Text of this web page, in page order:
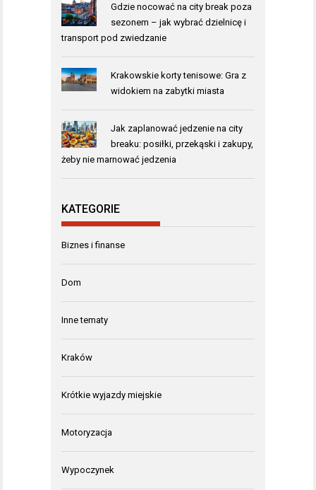
Gdzie nocować na city break poza
sezonem – jak wybrać dzielnicę i
transport pod zwiedzanie
Krakowskie korty tenisowe: Gra z
widokiem na zabytki miasta
Jak zaplanować jedzenie na city
breaku: posiłki, przekąski i zakupy,
żeby nie marnować jedzenia
KATEGORIE
Biznes i finanse
Dom
Inne tematy
Kraków
Krótkie wyjazdy miejskie
Motoryzacja
Wypoczynek